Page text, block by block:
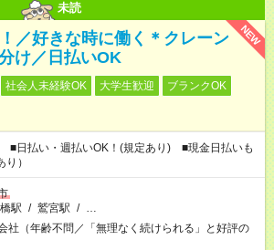
未読
NEW
／好きな時に働く＊クレーン
け／日払いOK
社会人未経験OK 大学生歓迎
ブランクOK
■日払い・週払いOK！(規定あり) ■現金日払いも
）
駅 / 鷲宮駅 / …
社（年齢不問／「無理なく続けられる」と好評の